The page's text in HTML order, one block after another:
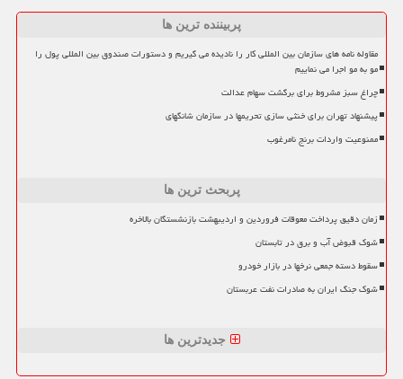
پربیننده ترین ها
مقاوله نامه های سازمان بین المللی کار را نادیده می گیریم و دستورات صندوق بین المللی پول را
مو به مو اجرا می نماییم
چراغ سبز مشروط برای برگشت سهام عدالت
پیشنهاد تهران برای خنثی سازی تحریمها در سازمان شانگهای
ممنوعیت واردات برنج نامرغوب
پربحث ترین ها
زمان دقیق پرداخت معوقات فروردین و اردیبهشت بازنشستگان بالاخره
شوک قبوض آب و برق در تابستان
سقوط دسته جمعی نرخها در بازار خودرو
شوک جنگ ایران به صادرات نفت عربستان
جدیدترین ها